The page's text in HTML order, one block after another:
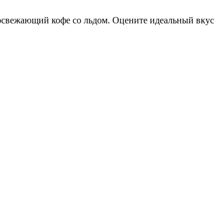
кофе со льдом. Оцените идеальный вкус